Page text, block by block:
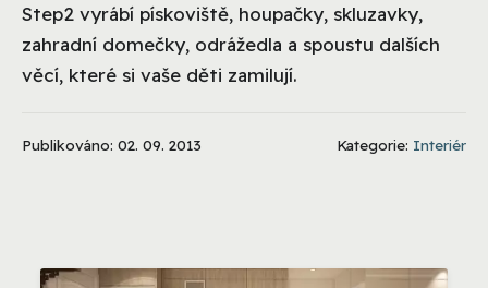
Step2 vyrábí pískoviště, houpačky, skluzavky,
zahradní domečky, odrážedla a spoustu dalších
věcí, které si vaše děti zamilují.
Publikováno: 02. 09. 2013 Kategorie: Interiér